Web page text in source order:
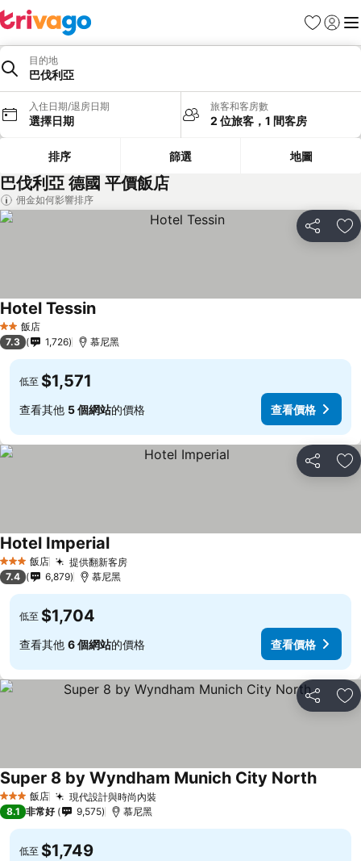
我的最愛
登入 選
目的地
巴伐利亞
入住日期/退房日期
選擇日期
旅客和客房數
2 位旅客，1 間客房
排序 篩選 地圖
巴伐利亞 德國 平價飯店
佣金如何影響排序
分享 加
2 星級飯店
Hotel Tessin
7.3 1,726 慕尼黑
低至 $1,571
查看其他 5 個網站的價格 查看價格
分享 加
3 星級 飯店 提供翻新客房
Hotel Imperial
7.4 6,879 慕尼黑
低至 $1,704
查看其他 6 個網站的價格 查看價格
分享 加
3 星級 飯店 現代設計與時尚內裝
Super 8 by Wyndham Munich City North
8.1 非常好 9,575 慕尼黑
低至 $1,749